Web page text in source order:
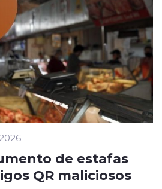
de estafas
QR maliciosos